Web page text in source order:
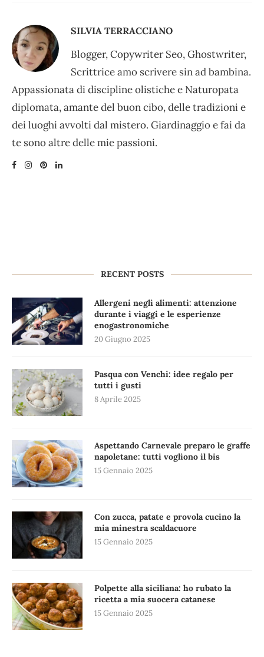
SILVIA TERRACCIANO
Blogger, Copywriter Seo, Ghostwriter,
Scrittrice amo scrivere sin ad bambina.
Appassionata di discipline olistiche e Naturopata
diplomata, amante del buon cibo, delle tradizioni e
dei luoghi avvolti dal mistero. Giardinaggio e fai da
te sono altre delle mie passioni.
RECENT POSTS
Allergeni negli alimenti: attenzione
durante i viaggi e le esperienze
enogastronomiche
20 Giugno 2025
Pasqua con Venchi: idee regalo per
tutti i gusti
8 Aprile 2025
Aspettando Carnevale preparo le graffe
napoletane: tutti vogliono il bis
15 Gennaio 2025
Con zucca, patate e provola cucino la
mia minestra scaldacuore
15 Gennaio 2025
Polpette alla siciliana: ho rubato la
ricetta a mia suocera catanese
15 Gennaio 2025